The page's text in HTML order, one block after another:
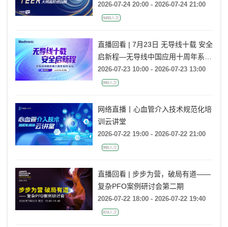
2026-07-24 20:00 - 2026-07-24 21:00
9455人次
直播回看 | 7月23日 无导线十载 安全
启新程—无导线中国应用十周年系列
活动
2026-07-23 10:00 - 2026-07-23 13:00
890人次
网络直播丨心血管介入技术规范化培
训云讲堂
2026-07-22 19:00 - 2026-07-22 21:00
995人次
直播回看 | 步步为营，破局有道——
复杂PFO案例研讨会第二期
2026-07-22 18:00 - 2026-07-22 19:40
874人次